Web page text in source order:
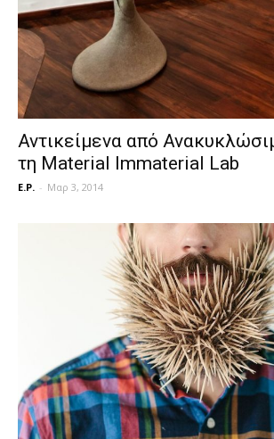
Αντικείμενα από
τη Material Immaterial Lab
E.P. - Μαρ 3, 2014